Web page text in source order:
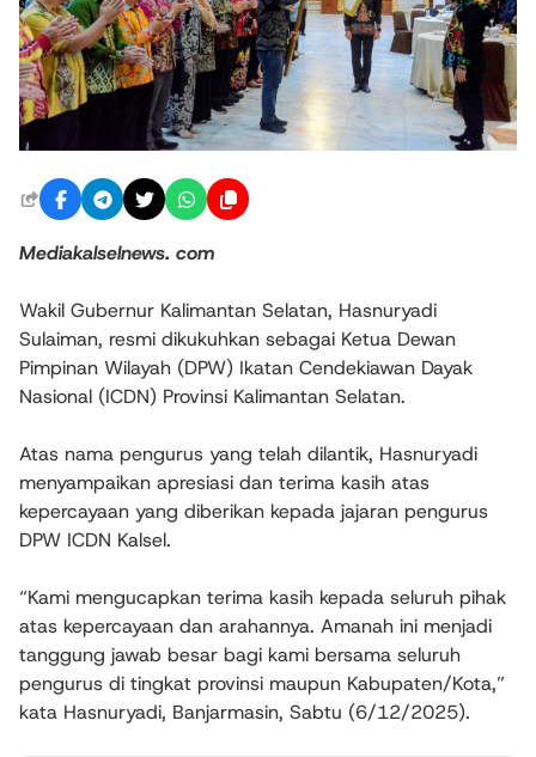
Mediakalselnews. com
Wakil Gubernur Kalimantan Selatan, Hasnuryadi
Sulaiman, resmi dikukuhkan sebagai Ketua Dewan
Pimpinan Wilayah (DPW) Ikatan Cendekiawan Dayak
Nasional (ICDN) Provinsi Kalimantan Selatan.
Atas nama pengurus yang telah dilantik, Hasnuryadi
menyampaikan apresiasi dan terima kasih atas
kepercayaan yang diberikan kepada jajaran pengurus
DPW ICDN Kalsel.
“Kami mengucapkan terima kasih kepada seluruh pihak
atas kepercayaan dan arahannya. Amanah ini menjadi
tanggung jawab besar bagi kami bersama seluruh
pengurus di tingkat provinsi maupun Kabupaten/Kota,”
kata Hasnuryadi, Banjarmasin, Sabtu (6/12/2025).